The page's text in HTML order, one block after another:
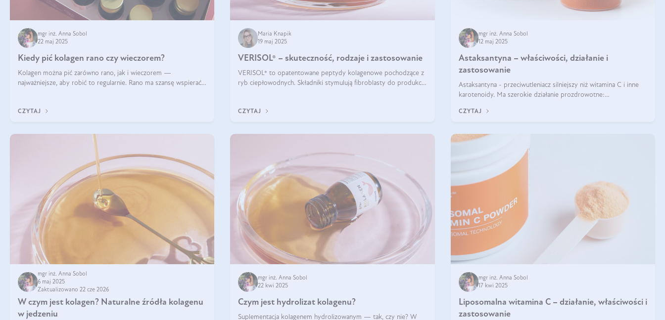
mgr inż. Anna Sobol
22 maj 2025
Kiedy pić kolagen rano czy wieczorem?
Kolagen można pić zarówno rano, jak i wieczorem —
najważniejsze, aby robić to regularnie. Rano ma szansę wspierać
CZYTAJ
Maria Knapik
19 maj 2025
VERISOL® – skuteczność, rodzaje i zastosowanie
VERISOL® to opatentowane peptydy kolagenowe pochodzące z
ryb ciepłowodnych. Składniki stymulują fibroblasty do produkcji
komórek skóry.
CZYTAJ
mgr inż. Anna Sobol
12 maj 2025
Astaksantyna – właściwości, działanie i
zastosowanie
Astaksantyna - przeciwutleniacz silniejszy niż witamina C i inne
karotenoidy. Ma szerokie działanie prozdrowotne:
CZYTAJ
mgr inż. Anna Sobol
6 maj 2025
Zaktualizowano 22 cze 2026
W czym jest kolagen? Naturalne źródła kolagenu
w jedzeniu
mgr inż. Anna Sobol
22 kwi 2025
Czym jest hydrolizat kolagenu?
Suplementacja kolagenem hydrolizowanym — tak, czy nie? W
mgr inż. Anna Sobol
17 kwi 2025
Liposomalna witamina C – działanie, właściwości i
zastosowanie